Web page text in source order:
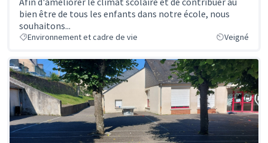
bien être de tous les enfants dans notre école, nous
souhaitons...
Environnement et cadre de vie Veigné